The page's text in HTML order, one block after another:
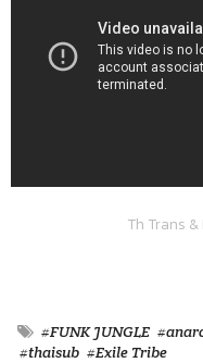
Th Trans
#FUNK JUNGLE
#thaisub #Exile Tribe